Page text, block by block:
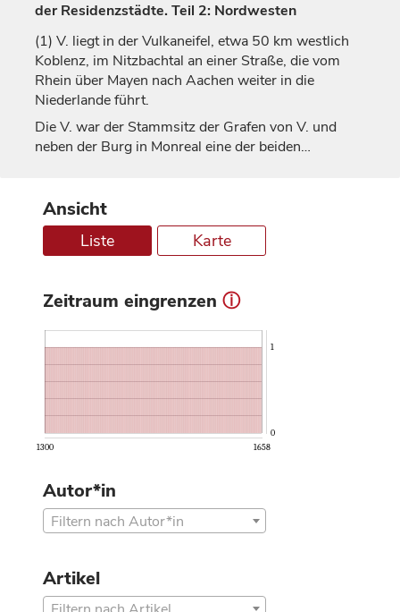
der Residenzstädte. Teil 2: Nordwesten
(1) V. liegt in der Vulkaneifel, etwa 50 km westlich
Koblenz, im Nitzbachtal an einer Straße, die vom
Rhein über Mayen nach Aachen weiter in die
Niederlande führt.
Die V. war der Stammsitz der Grafen von V. und
neben der Burg in Monreal eine der beiden…
Ansicht
Liste Karte
Zeitraum eingrenzen ⓘ
1300 1658
0
1
Autor*in
Filtern nach Autor*in
Artikel